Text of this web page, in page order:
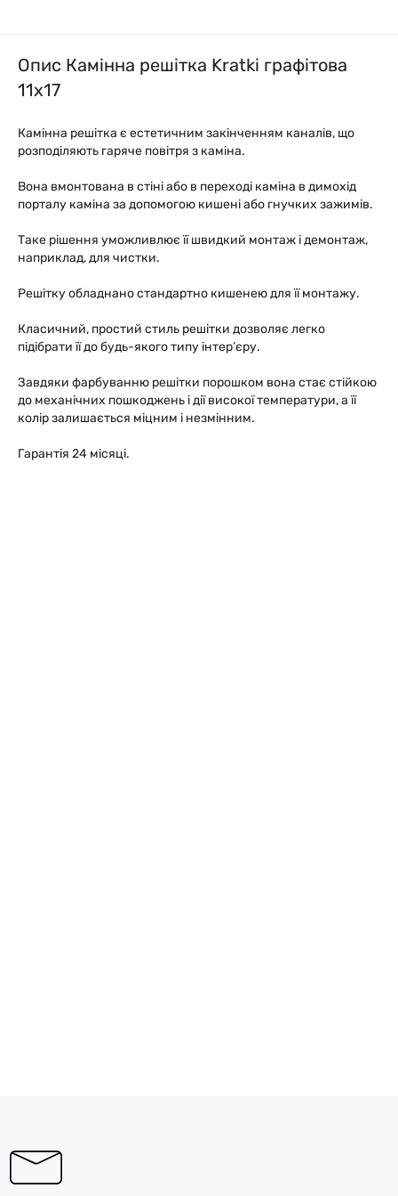
Опис Камінна решітка Kratki графітова
11x17
Камінна решітка є естетичним закінченням каналів, що
розподіляють гаряче повітря з каміна.
Вона вмонтована в стіні або в переході каміна в димохід
порталу каміна за допомогою кишені або гнучких зажимів.
Таке рішення уможливлює її швидкий монтаж і демонтаж,
наприклад, для чистки.
Решітку обладнано стандартно кишенею для її монтажу.
Класичний, простий стиль решітки дозволяє легко
підібрати її до будь-якого типу інтер’єру.
Завдяки фарбуванню решітки порошком вона стає стійкою
до механічних пошкоджень і дії високої температури, а її
колір залишається міцним і незмінним.
Гарантія 24 місяці.